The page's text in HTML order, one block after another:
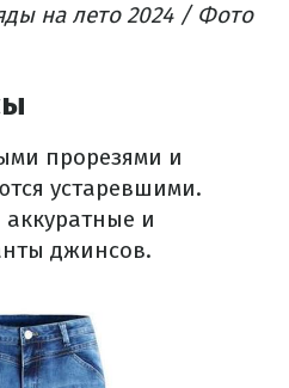
на лето 2024 / Фото
прорезями и
устаревшими.
и
джинсов.